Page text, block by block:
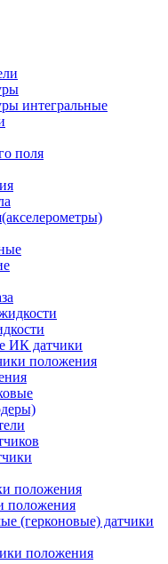
интегральные
поля
ИК датчики
положения
положения
положения
(герконовые) датчики
положения